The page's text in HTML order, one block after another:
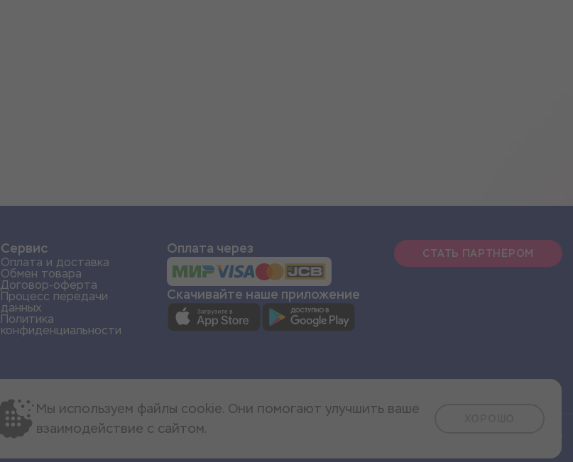
Сервис
Оплата и доставка
Обмен товара
Договор-оферта
Процесс передачи
данных
Политика
конфиденциальности
Оплата через
Скачивайте наше приложение
СТАТЬ ПАРТНЁРОМ
Мы используем файлы cookie. Они помогают улучшить ваше
взаимодействие с сайтом.